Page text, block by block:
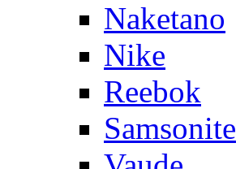
Naketano
Nike
Reebok
Samsonite